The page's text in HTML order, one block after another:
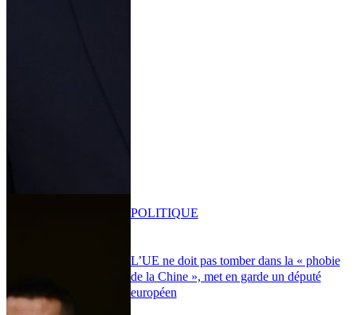
L’UE ne doit pas tomber dans la « phobie
de la Chine », met en garde un député
européen
POLITIQUE